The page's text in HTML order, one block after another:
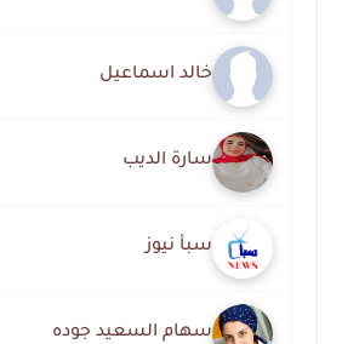
خالد اسماعيل
سارة الديب
سبأ نيوز
سهام السعيد جوده